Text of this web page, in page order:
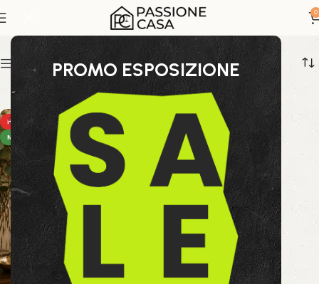
PROMO ESPOSIZIONE
0
200 ml
Show sidebar
HOT
NEW